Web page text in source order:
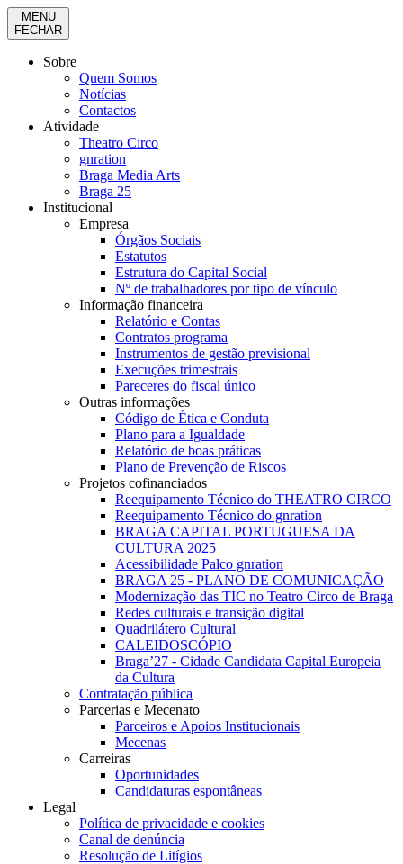
MENU
FECHAR
Sobre
Quem Somos
Notícias
Contactos
Atividade
Theatro Circo
gnration
Braga Media Arts
Braga 25
Institucional
Empresa
Órgãos Sociais
Estatutos
Estrutura do Capital Social
Nº de trabalhadores por tipo de vínculo
Informação financeira
Relatório e Contas
Contratos programa
Instrumentos de gestão previsional
Execuções trimestrais
Pareceres do fiscal único
Outras informações
Código de Ética e Conduta
Plano para a Igualdade
Relatório de boas práticas
Plano de Prevenção de Riscos
Projetos cofinanciados
Reequipamento Técnico do THEATRO CIRCO
Reequipamento Técnico do gnration
BRAGA CAPITAL PORTUGUESA DA
CULTURA 2025
Acessibilidade Palco gnration
BRAGA 25 - PLANO DE COMUNICAÇÃO
Modernização das TIC no Teatro Circo de Braga
Redes culturais e transição digital
Quadrilátero Cultural
CALEIDOSCÓPIO
Braga’27 - Cidade Candidata Capital Europeia
da Cultura
Contratação pública
Parcerias e Mecenato
Parceiros e Apoios Institucionais
Mecenas
Carreiras
Oportunidades
Candidaturas espontâneas
Legal
Política de privacidade e cookies
Canal de denúncia
Resolução de Litígios